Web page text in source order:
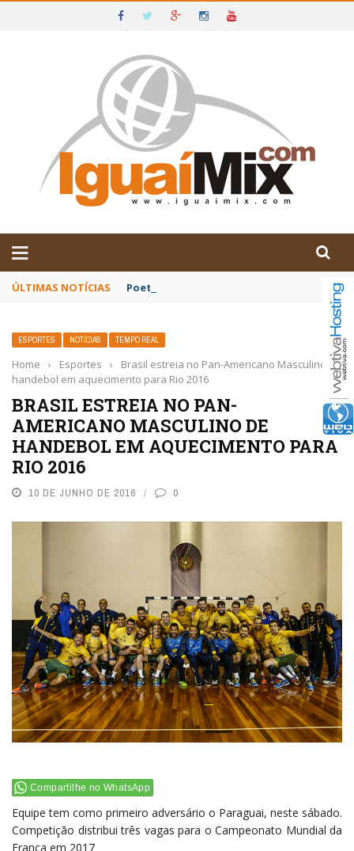
IGUAÍ E SUDOESTE DA BAHIA
ÚLTIMAS NOTÍCIAS Poetas baianos representam o Brasil no
ESPORTES NOTÍCIAS TEMPO REAL
Home › Esportes ›
Brasil estreia no Pan-Americano Masculino de
handebol em aquecimento para Rio 2016
BRASIL ESTREIA NO PAN-
AMERICANO MASCULINO DE
HANDEBOL EM AQUECIMENTO PARA
RIO 2016
10 DE JUNHO DE 2016 0
Compartilhe no WhatsApp
Equipe tem como primeiro adversário o Paraguai, neste sábado.
Competição distribui três vagas para o Campeonato Mundial da
França em 2017